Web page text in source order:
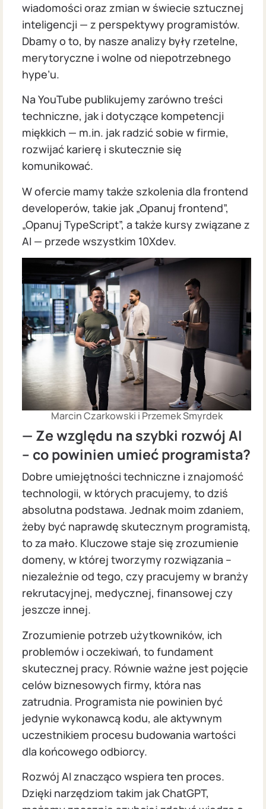
wiadomości oraz zmian w świecie sztucznej
inteligencji — z perspektywy programistów.
Dbamy o to, by nasze analizy były rzetelne,
merytoryczne i wolne od niepotrzebnego
hype’u.
Na YouTube publikujemy zarówno treści
techniczne, jak i dotyczące kompetencji
miękkich — m.in. jak radzić sobie w firmie,
rozwijać karierę i skutecznie się
komunikować.
W ofercie mamy także szkolenia dla frontend
developerów, takie jak „Opanuj frontend”,
„Opanuj TypeScript”, a także kursy związane z
AI — przede wszystkim 10Xdev.
Marcin Czarkowski i Przemek Smyrdek
— Ze względu na szybki rozwój AI
– co powinien umieć programista?
Dobre umiejętności techniczne i znajomość
technologii, w których pracujemy, to dziś
absolutna podstawa. Jednak moim zdaniem,
żeby być naprawdę skutecznym programistą,
to za mało. Kluczowe staje się zrozumienie
domeny, w której tworzymy rozwiązania –
niezależnie od tego, czy pracujemy w branży
rekrutacyjnej, medycznej, finansowej czy
jeszcze innej.
Zrozumienie potrzeb użytkowników, ich
problemów i oczekiwań, to fundament
skutecznej pracy. Równie ważne jest pojęcie
celów biznesowych firmy, która nas
zatrudnia. Programista nie powinien być
jedynie wykonawcą kodu, ale aktywnym
uczestnikiem procesu budowania wartości
dla końcowego odbiorcy.
Rozwój AI znacząco wspiera ten proces.
Dzięki narzędziom takim jak ChatGPT,